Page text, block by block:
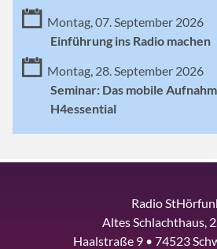
Montag, 07. September 2026
Einführung ins Radio machen
Montag, 28. September 2026
Seminar: Das mobile
H4essential
Radio
Altes Schlachthaus,
Haalstraße 9 • 74523